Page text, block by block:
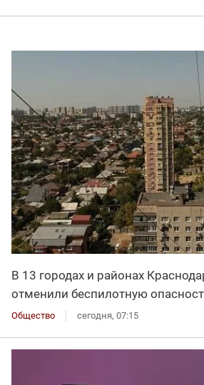
В 13 городах и районах
отменили беспилотную
Общество сегодня, 07:15